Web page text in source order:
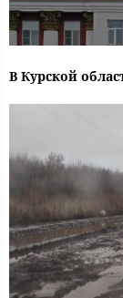
В Курской